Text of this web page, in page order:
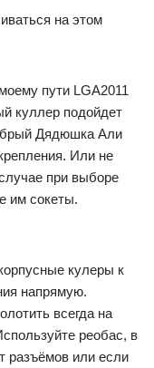
на этом
пути LGA2011
куллер подойдет
Дядюшка Али
Или не
при выборе
им сокеты.
кулеры к
напрямую.
всегда на
реобас, в
разъёмов или если